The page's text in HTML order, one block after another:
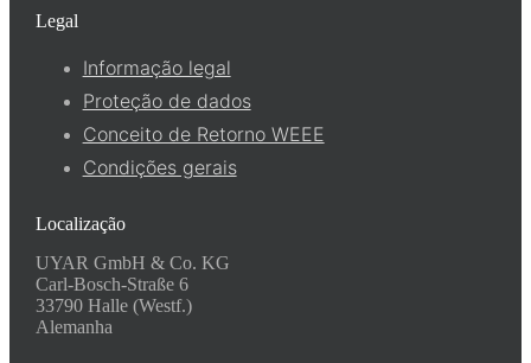
Legal
Informação legal
Proteção de dados
Conceito de Retorno WEEE
Condições gerais
Localização
UYAR GmbH & Co. KG
Carl-Bosch-Straße 6
33790 Halle (Westf.)
Alemanha